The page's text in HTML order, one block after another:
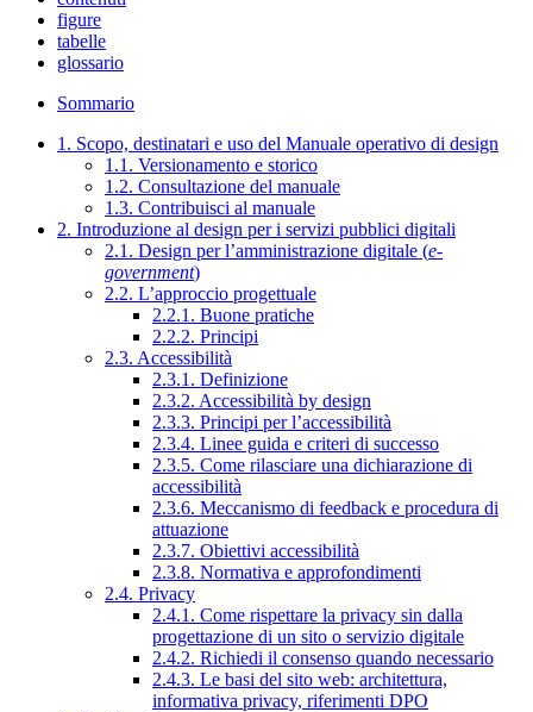
figure
tabelle
glossario
Sommario
1. Scopo, destinatari e uso del Manuale operativo di design
1.1. Versionamento e storico
1.2. Consultazione del manuale
1.3. Contribuisci al manuale
2. Introduzione al design per i servizi pubblici digitali
2.1. Design per l’amministrazione digitale (e-
government)
2.2. L’approccio progettuale
2.2.1. Buone pratiche
2.2.2. Principi
2.3. Accessibilità
2.3.1. Definizione
2.3.2. Accessibilità by design
2.3.3. Principi per l’accessibilità
2.3.4. Linee guida e criteri di successo
2.3.5. Come rilasciare una dichiarazione di
accessibilità
2.3.6. Meccanismo di feedback e procedura di
attuazione
2.3.7. Obiettivi accessibilità
2.3.8. Normativa e approfondimenti
2.4. Privacy
2.4.1. Come rispettare la privacy sin dalla
progettazione di un sito o servizio digitale
2.4.2. Richiedi il consenso quando necessario
2.4.3. Le basi del sito web: architettura,
informativa privacy, riferimenti DPO